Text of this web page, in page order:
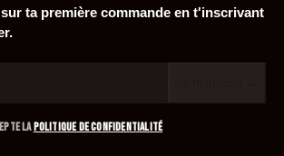
sur ta première commande en t'inscrivant
LAPOLITIQUE DE CONFIDENTIALITÉ